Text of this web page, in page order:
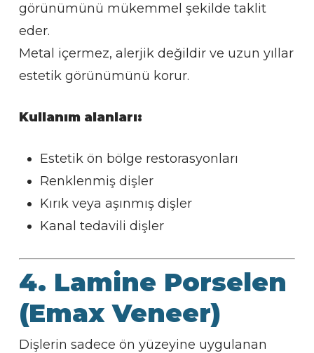
görünümünü mükemmel şekilde taklit
eder.
Metal içermez, alerjik değildir ve uzun yıllar
estetik görünümünü korur.
Kullanım alanları:
Estetik ön bölge restorasyonları
Renklenmiş dişler
Kırık veya aşınmış dişler
Kanal tedavili dişler
4. Lamine Porselen
(Emax Veneer)
Dişlerin sadece ön yüzeyine uygulanan